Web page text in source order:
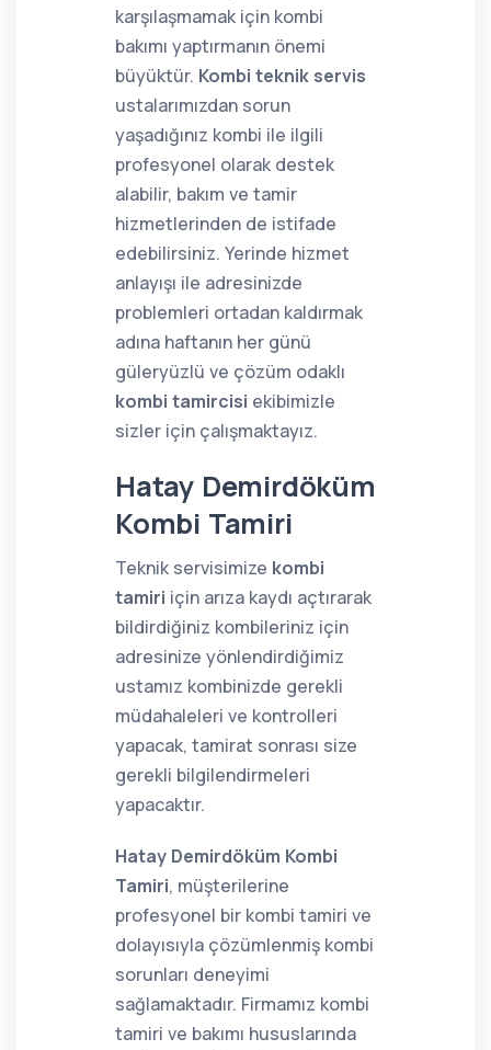
karşılaşmamak için kombi
bakımı yaptırmanın önemi
büyüktür. Kombi teknik servis
ustalarımızdan sorun
yaşadığınız kombi ile ilgili
profesyonel olarak destek
alabilir, bakım ve tamir
hizmetlerinden de istifade
edebilirsiniz. Yerinde hizmet
anlayışı ile adresinizde
problemleri ortadan kaldırmak
adına haftanın her günü
güleryüzlü ve çözüm odaklı
kombi tamircisi ekibimizle
sizler için çalışmaktayız.
Hatay Demirdöküm
Kombi Tamiri
Teknik servisimize kombi
tamiri için arıza kaydı açtırarak
bildirdiğiniz kombileriniz için
adresinize yönlendirdiğimiz
ustamız kombinizde gerekli
müdahaleleri ve kontrolleri
yapacak, tamirat sonrası size
gerekli bilgilendirmeleri
yapacaktır.
Hatay Demirdöküm Kombi
Tamiri, müşterilerine
profesyonel bir kombi tamiri ve
dolayısıyla çözümlenmiş kombi
sorunları deneyimi
sağlamaktadır. Firmamız kombi
tamiri ve bakımı hususlarında